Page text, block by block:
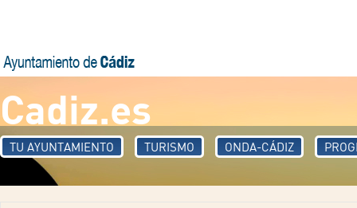
Cadiz.es
TU AYUNTAMIENTO TURISMO ONDA-CÁDIZ